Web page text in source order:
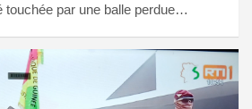
touchée par une balle perdue…